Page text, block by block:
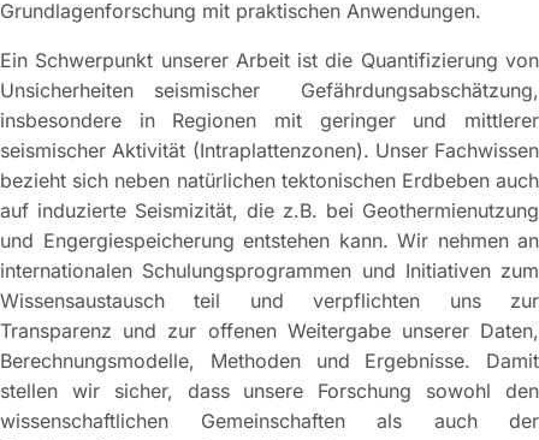
Grundlagenforschung mit praktischen Anwendungen.
Ein Schwerpunkt unserer Arbeit ist die Quantifizierung von
Unsicherheiten seismischer Gefährdungsabschätzung,
insbesondere in Regionen mit geringer und mittlerer
seismischer Aktivität (Intraplattenzonen). Unser Fachwissen
bezieht sich neben natürlichen tektonischen Erdbeben auch
auf induzierte Seismizität, die z.B. bei Geothermienutzung
und Engergiespeicherung entstehen kann. Wir nehmen an
internationalen Schulungsprogrammen und Initiativen zum
Wissensaustausch teil und verpflichten uns zur
Transparenz und zur offenen Weitergabe unserer Daten,
Berechnungsmodelle, Methoden und Ergebnisse. Damit
stellen wir sicher, dass unsere Forschung sowohl den
wissenschaftlichen Gemeinschaften als auch der